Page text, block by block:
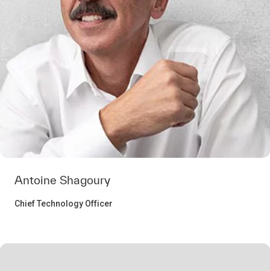
Antoine Shagoury
Chief Technology Officer